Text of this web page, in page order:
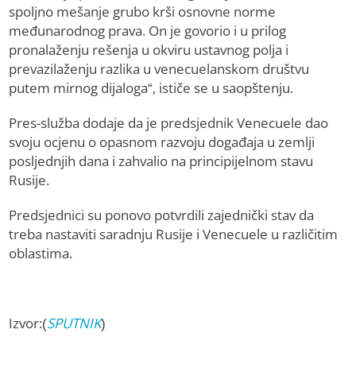
spoljno mešanje grubo krši osnovne norme
međunarodnog prava. On je govorio i u prilog
pronalaženju rešenja u okviru ustavnog polja i
prevazilaženju razlika u venecuelanskom društvu
putem mirnog dijaloga“, ističe se u saopštenju.
Pres-služba dodaje da je predsjednik Venecuele dao
svoju ocjenu o opasnom razvoju događaja u zemlji
posljednjih dana i zahvalio na principijelnom stavu
Rusije.
Predsjednici su ponovo potvrdili zajednički stav da
treba nastaviti saradnju Rusije i Venecuele u različitim
oblastima.
Izvor:(SPUTNIK)